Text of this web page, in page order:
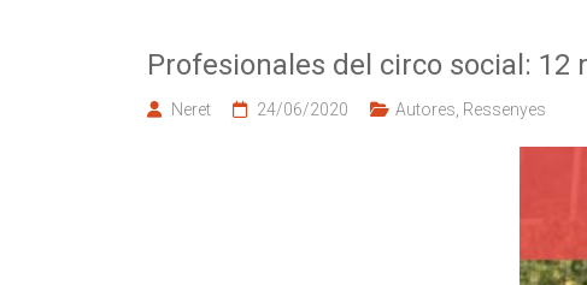
Profesionales del circo social: 12
Neret 24/06/2020 Autores Ressenyes